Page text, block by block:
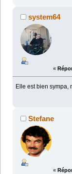
system64
«
Elle est bien sympa,
Stefane
«